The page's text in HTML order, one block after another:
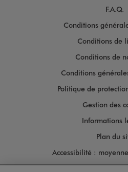
F.A.Q.
Conditions
Conditions de
Conditions de
Conditions
Politique de
Gestion des
Informations
Plan du
Accessibilité :